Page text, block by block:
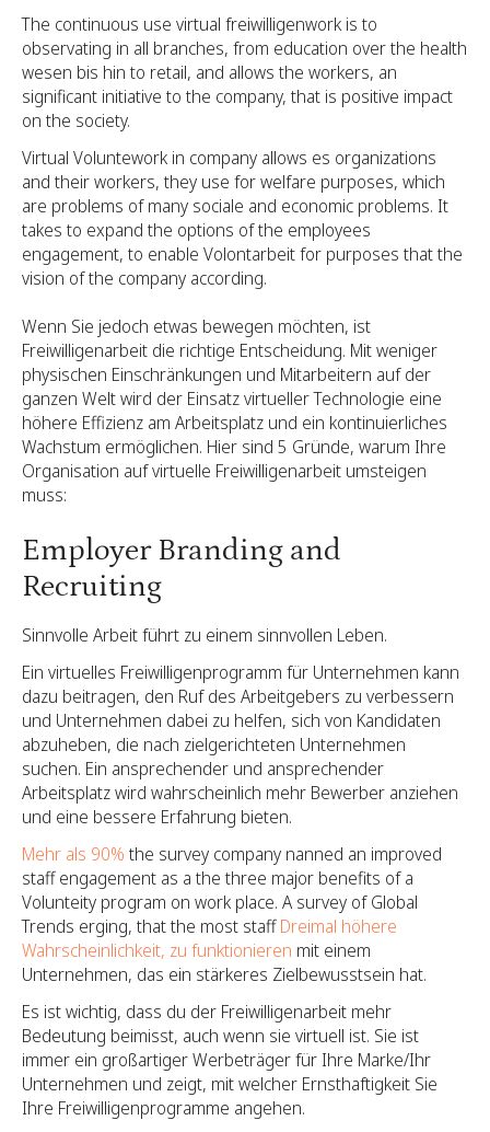
The continuous use virtual freiwilligenwork is to
observating in all branches, from education over the health
wesen bis hin to retail, and allows the workers, an
significant initiative to the company, that is positive impact
on the society.
Virtual Voluntework in company allows es organizations
and their workers, they use for welfare purposes, which
are problems of many sociale and economic problems. It
takes to expand the options of the employees
engagement, to enable Volontarbeit for purposes that the
vision of the company according.
Wenn Sie jedoch etwas bewegen möchten, ist
Freiwilligenarbeit die richtige Entscheidung. Mit weniger
physischen Einschränkungen und Mitarbeitern auf der
ganzen Welt wird der Einsatz virtueller Technologie eine
höhere Effizienz am Arbeitsplatz und ein kontinuierliches
Wachstum ermöglichen. Hier sind 5 Gründe, warum Ihre
Organisation auf virtuelle Freiwilligenarbeit umsteigen
muss:
Employer Branding and
Recruiting
Sinnvolle Arbeit führt zu einem sinnvollen Leben.
Ein virtuelles Freiwilligenprogramm für Unternehmen kann
dazu beitragen, den Ruf des Arbeitgebers zu verbessern
und Unternehmen dabei zu helfen, sich von Kandidaten
abzuheben, die nach zielgerichteten Unternehmen
suchen. Ein ansprechender und ansprechender
Arbeitsplatz wird wahrscheinlich mehr Bewerber anziehen
und eine bessere Erfahrung bieten.
Mehr als 90% the survey company nanned an improved
staff engagement as a the three major benefits of a
Volunteity program on work place. A survey of Global
Trends erging, that the most staffDreimal höhere
Wahrscheinlichkeit, zu funktionieren mit einem
Unternehmen, das ein stärkeres Zielbewusstsein hat.
Es ist wichtig, dass du der Freiwilligenarbeit mehr
Bedeutung beimisst, auch wenn sie virtuell ist. Sie ist
immer ein großartiger Werbeträger für Ihre Marke/Ihr
Unternehmen und zeigt, mit welcher Ernsthaftigkeit Sie
Ihre Freiwilligenprogramme angehen.